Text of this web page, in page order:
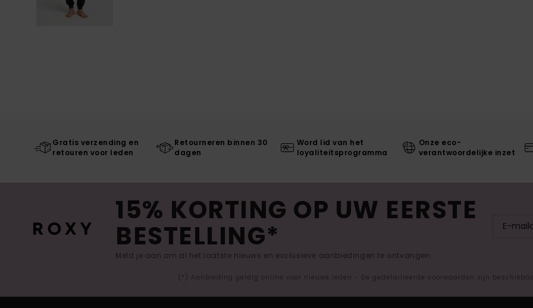
Gratis verzending en
retouren voor leden
Retourneren binnen 30
dagen
Word lid van het
loyaliteitsprogramma
Onze eco-
verantwoordelijke inzet
15% KORTING OP UW EERSTE
BESTELLING*
Meld je aan om al het laatste nieuws en exclusieve aanbiedingen te ontvangen.
(*) Aanbieding geldig online voor nieuwe leden - De gedetailleerde voorwaarden zijn